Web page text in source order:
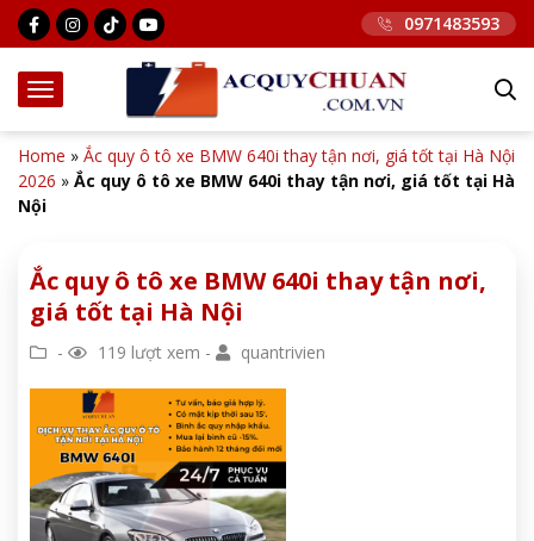
0971483593
Home » Ắc quy ô tô xe BMW 640i thay tận nơi, giá tốt tại Hà Nội
2026 » Ắc quy ô tô xe BMW 640i thay tận nơi, giá tốt tại Hà
Nội
Ắc quy ô tô xe BMW 640i thay tận nơi,
giá tốt tại Hà Nội
- 119 lượt xem - quantrivien